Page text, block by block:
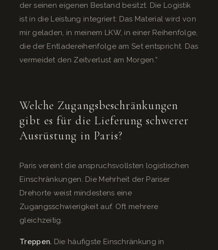
der seinen eigenen Bestand besitzt. Die Logistik
ist in die Leistung integriert: Das Material wird von
mir geladen, in meinem LKW, in einer Reihenfolge,
die der Entladereihenfolge am Set entspricht. Das
vermeidet den Zeitverlust am Morgen.”
Welche Zugangsbeschränkungen
gibt es für die Lieferung schwerer
Ausrüstung in Paris?
Paris vereint die anspruchsvollsten logistischen
Einschränkungen. Die Mehrheit der Pariser
Drehorte weist mindestens eine
Zugangsschwierigkeit auf. Oft mehrere
gleichzeitig.
Treppen. Die häufigste Einschränkung in